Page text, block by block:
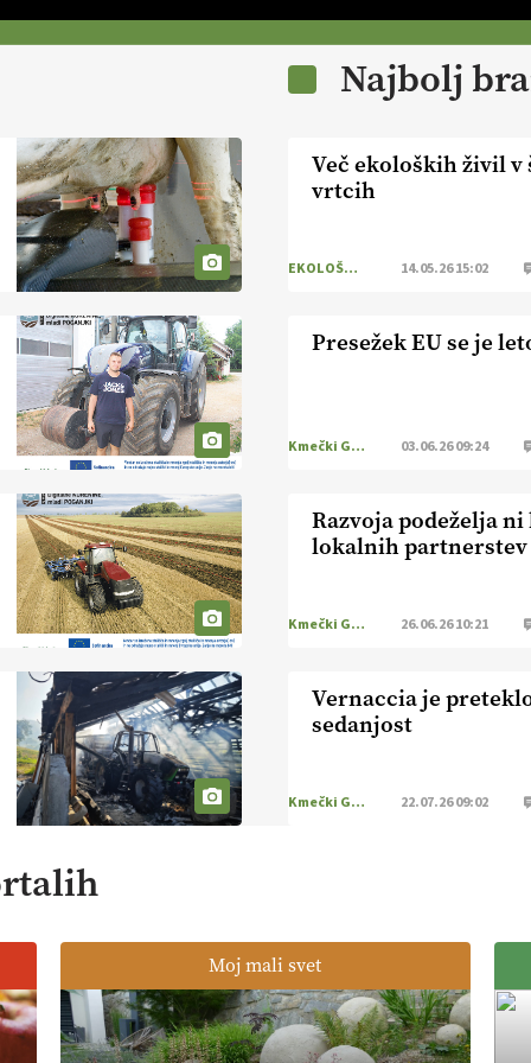
Najbolj
Več ekoloških živil v
vrtcih
EKOLOŠKO LOGIČNO 14.05.26 15:02
Presežek EU se je
Kmečki Glas 03.06.26 09:24
Razvoja podeželja ni
lokalnih
Kmečki Glas 26.06.26 10:21
Vernaccia je
sedanjost
Kmečki Glas 22.07.26 09:02
Moj mali svet